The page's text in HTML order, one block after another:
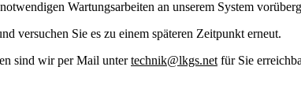
Wartungsarbeiten an unserem System
versuchen Sie es zu einem späteren Zeitpunkt erneut.
sind wir per Mail untertechnik@lkgs.netfür Sie